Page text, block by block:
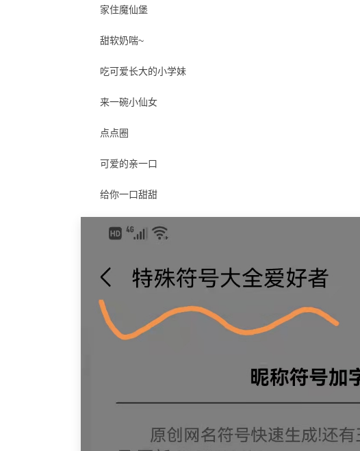
家住魔仙堡
甜软奶喘~
吃可爱长大的小学妹
来一碗小仙女
点点圈
可爱的亲一口
给你一口甜甜